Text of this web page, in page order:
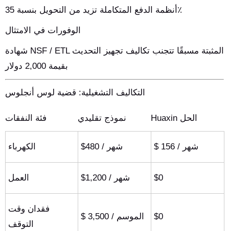
أنظمة الدفع المتكاملة تزيد من التحويل بنسبة 35٪
الوفورات في الامتثال
شهادة NSF / ETL المثبتة مسبقًا تتجنب تكاليف تجهيز التحديث
بقيمة 2,000 دولار
التكاليف التشغيلية: قضية لوس أنجلوس
فئة النفقات نموذج تقليدي Huaxin الحل
الكهرباء $480 / شهر $ 156 / شهر
العمل $1,200 / شهر $0
فقدان وقت
التوقف
$ 3,500 / الموسم $0